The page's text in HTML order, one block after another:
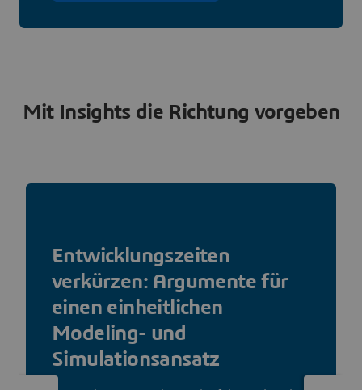
Mit Insights die Richtung vorgeben
Entwicklungszeiten
verkürzen: Argumente für
einen einheitlichen
Modeling- und
Simulationsansatz